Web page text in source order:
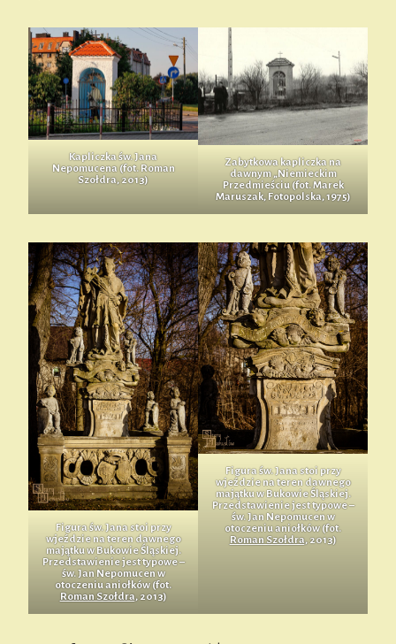
Kapliczka św. Jana
Nepomucena (fot. Roman
Szołdra, 2013)
Zabytkowa kapliczka na
dawnym „Niemieckim
Przedmieściu (fot. Marek
Maruszak, Fotopolska, 1975)
Figura św. Jana stoi przy
wjeździe na teren dawnego
majątku w Bukowie Śląskiej.
Przedstawienie jest typowe –
św. Jan Nepomucen w
otoczeniu aniołków (fot.
Roman Szołdra, 2013)
Figura św. Jana stoi przy
wjeździe na teren dawnego
majątku w Bukowie Śląskiej.
Przedstawienie jest typowe –
św. Jan Nepomucen w
otoczeniu aniołków (fot.
Roman Szołdra, 2013)